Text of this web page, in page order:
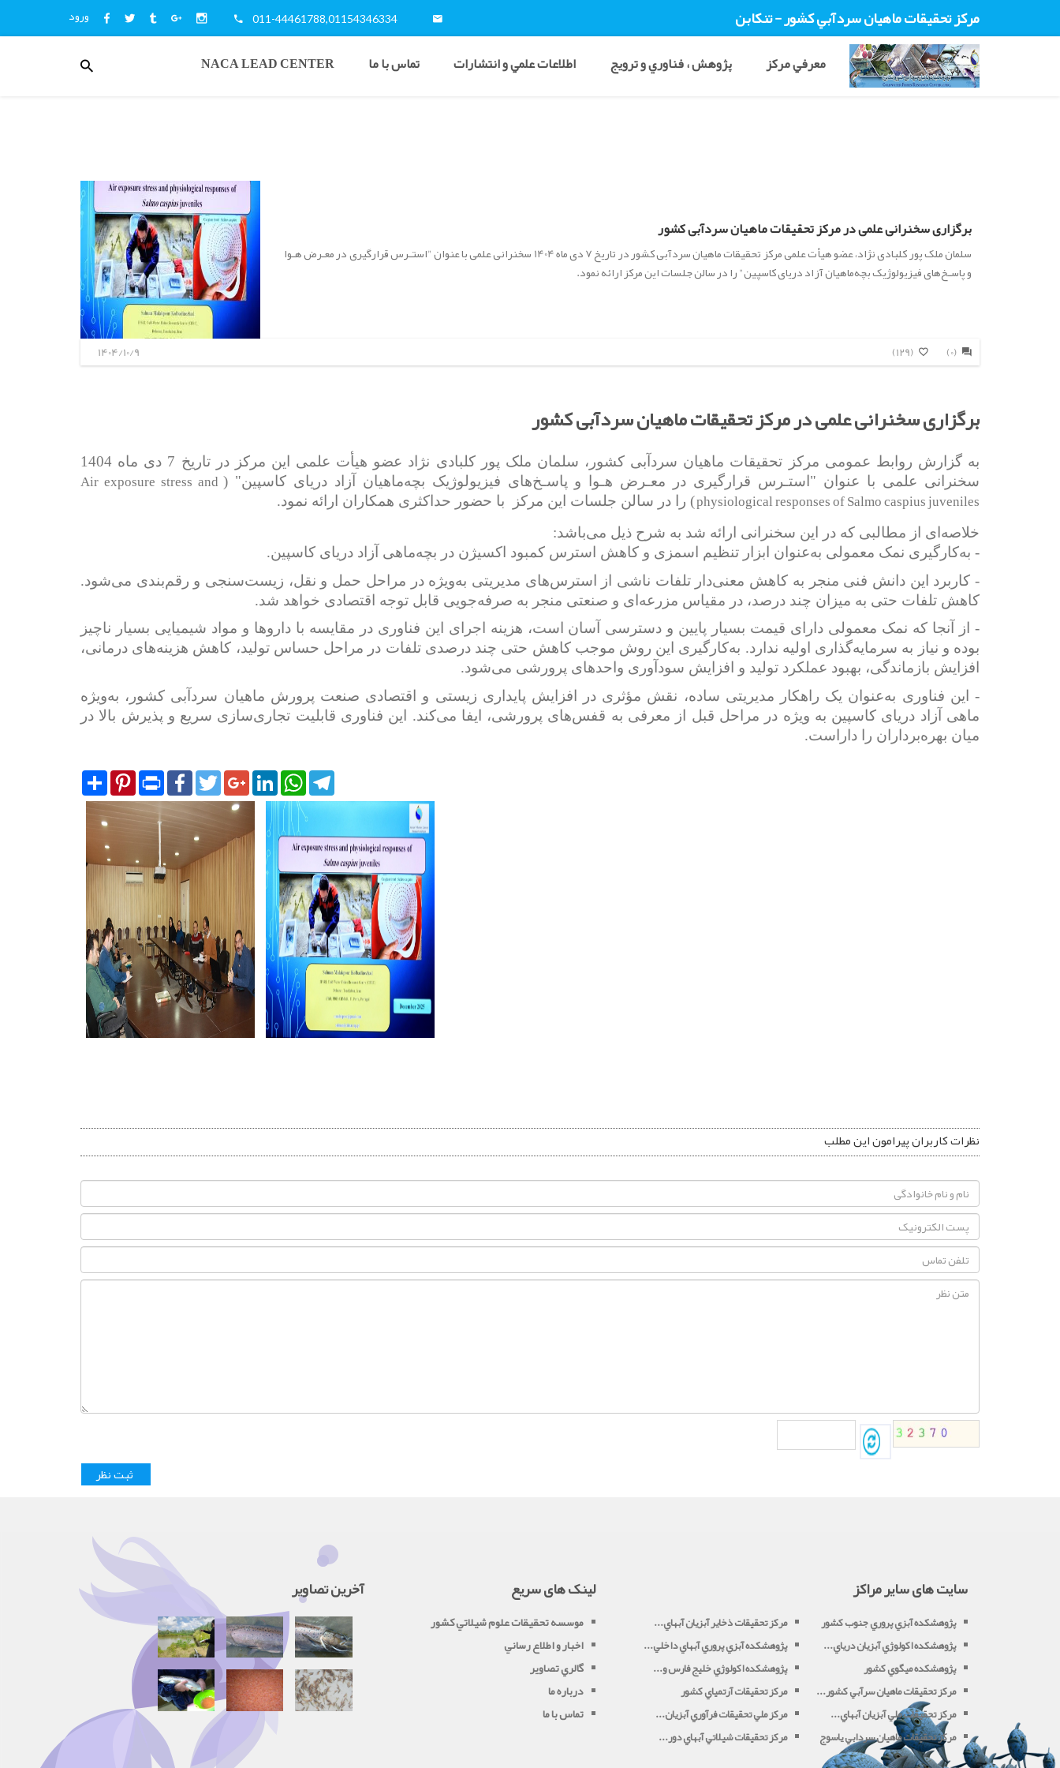
ورود 011-44461788,01154346334 مرکز تحقيقات ماهيان سردآبي کشور - تنکابن
منوی
کاربری
معرفي مرکز پژوهش ، فناوري و ترويج اطلاعات علمي و انتشارات تماس با ما NACA LEAD CENTER
برگزاری سخنرانی علمی در مرکز تحقیقات ماهیان سردآبی کشور
سلمان ملک پور کلبادی نژاد، عضو هیأت علمی مرکز تحقیقات ماهیان سردآبی کشور در تاریخ 7 دی ماه 1404 سخنرانی علمی با عنوان "استـرس قرارگیری در معـرض هـوا
و پاسـخ‌های فیزیولوژیک بچه‌ماهیان آزاد دریای کاسپین" را در سالن جلسات این مرکز ارائه نمود.
1404/10/9 (129) (0)
برگزاری سخنرانی علمی در مرکز تحقیقات ماهیان سردآبی کشور
به گزارش روابط عمومی مرکز تحقیقات ماهیان سردآبی کشور، سلمان ملک پور کلبادی نژاد عضو هیأت علمی این مرکز در تاریخ 7 دی ماه 1404
سخنرانی علمی با عنوان "استـرس قرارگیری در معـرض هـوا و پاسـخ‌های فیزیولوژیک بچه‌ماهیان آزاد دریای کاسپین" ( Air exposure stress and
physiological responses ofSalmo caspiusjuveniles
) را در سالن جلسات این مرکز با حضور حداکثری همکاران ارائه نمود.
خلاصه‌ای از مطالبی که در این سخنرانی ارائه شد به شرح ذیل می‌باشد:
- به‌کارگیری نمک معمولی به‌عنوان ابزار تنظیم اسمزی و کاهش استرس کمبود اکسیژن در بچه‌ماهی آزاد دریای کاسپین.
- کاربرد این دانش فنی منجر به کاهش معنی‌دار تلفات ناشی از استرس‌های مدیریتی به‌ویژه در مراحل حمل ‌و نقل، زیست‌سنجی و رقم‌بندی می‌شود.
کاهش تلفات حتی به میزان چند درصد، در مقیاس مزرعه‌ای و صنعتی منجر به صرفه‌جویی قابل توجه اقتصادی خواهد شد.
- از آنجا که نمک معمولی دارای قیمت بسیار پایین و دسترسی آسان است، هزینه اجرای این فناوری در مقایسه با داروها و مواد شیمیایی بسیار ناچیز
بوده و نیاز به سرمایه‌گذاری اولیه ندارد. به‌کارگیری این روش موجب کاهش حتی چند درصدی تلفات در مراحل حساس تولید، کاهش هزینه‌های درمانی،
افزایش بازماندگی، بهبود عملکرد تولید و افزایش سودآوری واحدهای پرورشی می‌شود.
- این فناوری به‌عنوان یک راهکار مدیریتی ساده، نقش مؤثری در افزایش پایداری زیستی و اقتصادی صنعت پرورش ماهیان سردآبی کشور، به‌ویژه
ماهی آزاد دریای کاسپین به ویژه در مراحل قبل از معرفی به قفس‌های پرورشی، ایفا می‌کند. این فناوری قابلیت تجاری‌سازی سریع و پذیرش بالا در
میان بهره‌برداران را داراست.
Share Pinterest
Print FacebookTwitterGoogle+LinkedInWhatsApp
نظرات کاربران پیرامون این مطلب
سایت های سایر مراکز
پژوهشکده آبزي پروري جنوب کشور
مرکز تحقيقات ذخاير آبزيان آبهاي...
پژوهشکده اکولوژي آبزيان درياي...
پژوهشکده آبزي پروري آبهاي داخلي...
پژوهشکده ميگوي کشور
پژوهشکده اکولوژي خليج فارس و...
مرکز تحقيقات ماهيان سرآبي کشور...
مرکز تحقيقات آرتمياي کشور
مرکز تحقيقات ملي آبزيان آبهاي...
مرکز ملي تحقيقات فرآوري آبزيان...
مرکز تحقيقات ماهيان سردابي ياسوج
مرکز تحقيقات شيلاتي آبهاي دور...
لینک های سریع
موسسه تحقيقات علوم شيلاتي کشور
اخبار و اطلاع رساني
گالري تصاوير
درباره ما
تماس با ما
آخرین تصاویر